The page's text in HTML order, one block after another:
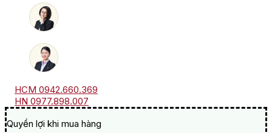
HCM 0942.660.369
HN 0977.898.007
Quyền lợi khi mua hàng